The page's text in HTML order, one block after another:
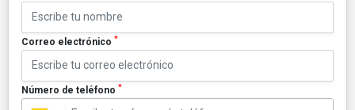
Correo electrónico *
Número de teléfono *